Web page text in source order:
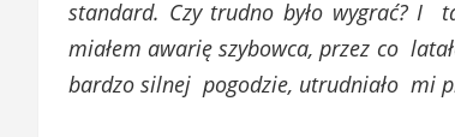
standard. Czy trudno było wygrać? I
miałem awarię szybowca, przez co
bardzo silnej pogodzie, utrudniało mi